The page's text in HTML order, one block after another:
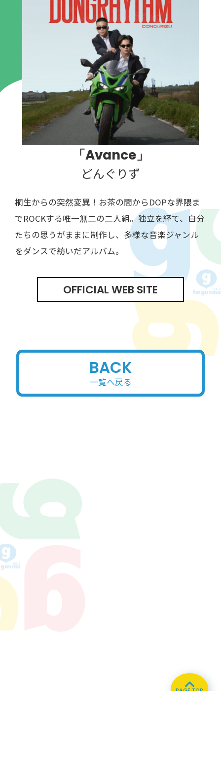
「Avance」
どんぐりず
桐生からの突然変異！お茶の間からDOPな界隈ま
でROCKする唯一無二の二人組。独立を経て、自分
たちの思うがままに制作し、多様な音楽ジャンル
をダンスで紡いだアルバム。
OFFICIAL WEB SITE
BACK
一覧へ戻る
PAGE TOP